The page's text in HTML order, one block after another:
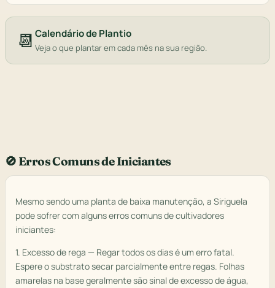
📆Calendário de Plantio
Veja o que plantar em cada mês na sua região.
🚫 Erros Comuns de Iniciantes
Mesmo sendo uma planta de baixa manutenção, a Siriguela
pode sofrer com alguns erros comuns de cultivadores
iniciantes:
1. Excesso de rega — Regar todos os dias é um erro fatal.
Espere o substrato secar parcialmente entre regas. Folhas
amarelas na base geralmente são sinal de excesso de água,